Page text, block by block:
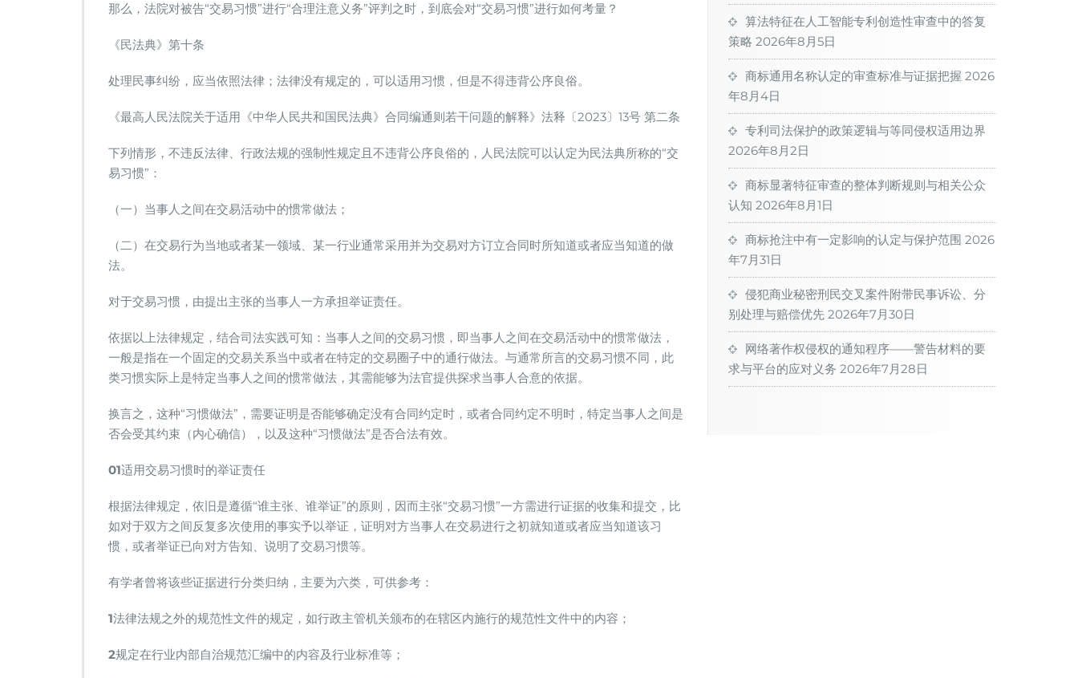
那么，法院对被告“交易习惯”进行“合理注意义务”评判之时，到底会对“交易习惯”进行如何考量？
《民法典》第十条
处理民事纠纷，应当依照法律；法律没有规定的，可以适用习惯，但是不得违背公序良俗。
《最高人民法院关于适用《中华人民共和国民法典》合同编通则若干问题的解释》法释〔2023〕13号 第二条
下列情形，不违反法律、行政法规的强制性规定且不违背公序良俗的，人民法院可以认定为民法典所称的“交
易习惯”：
（一）当事人之间在交易活动中的惯常做法；
（二）在交易行为当地或者某一领域、某一行业通常采用并为交易对方订立合同时所知道或者应当知道的做
法。
对于交易习惯，由提出主张的当事人一方承担举证责任。
依据以上法律规定，结合司法实践可知：当事人之间的交易习惯，即当事人之间在交易活动中的惯常做法，
一般是指在一个固定的交易关系当中或者在特定的交易圈子中的通行做法。与通常所言的交易习惯不同，此
类习惯实际上是特定当事人之间的惯常做法，其需能够为法官提供探求当事人合意的依据。
换言之，这种“习惯做法”，需要证明是否能够确定没有合同约定时，或者合同约定不明时，特定当事人之间是
否会受其约束（内心确信），以及这种“习惯做法”是否合法有效。
01适用交易习惯时的举证责任
根据法律规定，依旧是遵循“谁主张、谁举证”的原则，因而主张“交易习惯”一方需进行证据的收集和提交，比
如对于双方之间反复多次使用的事实予以举证，证明对方当事人在交易进行之初就知道或者应当知道该习
惯，或者举证已向对方告知、说明了交易习惯等。
有学者曾将该些证据进行分类归纳，主要为六类，可供参考：
1法律法规之外的规范性文件的规定，如行政主管机关颁布的在辖区内施行的规范性文件中的内容；
2规定在行业内部自治规范汇编中的内容及行业标准等；
算法特征在人工智能专利创造性审查中的答复
策略 2026年8月5日
商标通用名称认定的审查标准与证据把握 2026
年8月4日
专利司法保护的政策逻辑与等同侵权适用边界
2026年8月2日
商标显著特征审查的整体判断规则与相关公众
认知 2026年8月1日
商标抢注中有一定影响的认定与保护范围 2026
年7月31日
侵犯商业秘密刑民交叉案件附带民事诉讼、分
别处理与赔偿优先 2026年7月30日
网络著作权侵权的通知程序——警告材料的要
求与平台的应对义务 2026年7月28日